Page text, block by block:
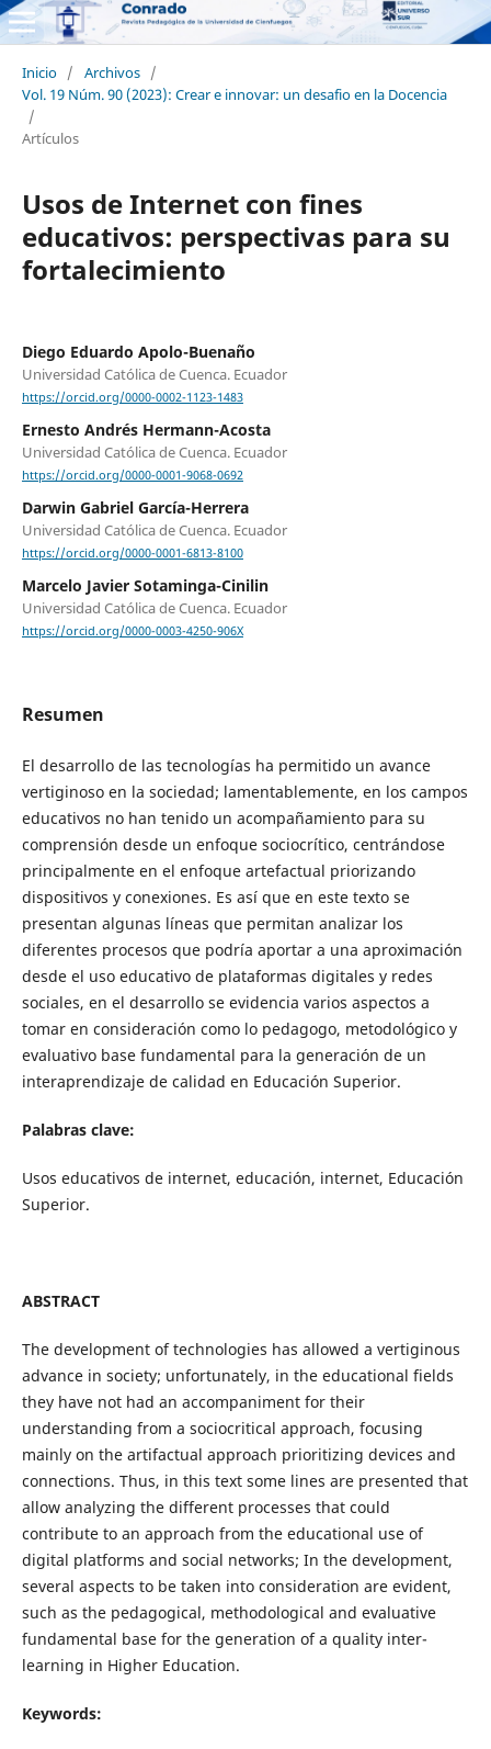
Inicio / Archivos /
Vol. 19 Núm. 90 (2023): Crear e innovar: un desafio en la Docencia
/
Artículos
Usos de Internet con fines
educativos: perspectivas para su
fortalecimiento
Diego Eduardo Apolo-Buenaño
Universidad Católica de Cuenca. Ecuador
https://orcid.org/0000-0002-1123-1483
Ernesto Andrés Hermann-Acosta
Universidad Católica de Cuenca. Ecuador
https://orcid.org/0000-0001-9068-0692
Darwin Gabriel García-Herrera
Universidad Católica de Cuenca. Ecuador
https://orcid.org/0000-0001-6813-8100
Marcelo Javier Sotaminga-Cinilin
Universidad Católica de Cuenca. Ecuador
https://orcid.org/0000-0003-4250-906X
Resumen
El desarrollo de las tecnologías ha permitido un avance
vertiginoso en la sociedad; lamentablemente, en los campos
educativos no han tenido un acompañamiento para su
comprensión desde un enfoque sociocrítico, centrándose
principalmente en el enfoque artefactual priorizando
dispositivos y conexiones. Es así que en este texto se
presentan algunas líneas que permitan analizar los
diferentes procesos que podría aportar a una aproximación
desde el uso educativo de plataformas digitales y redes
sociales, en el desarrollo se evidencia varios aspectos a
tomar en consideración como lo pedagogo, metodológico y
evaluativo base fundamental para la generación de un
interaprendizaje de calidad en Educación Superior.
Palabras clave:
Usos educativos de internet, educación, internet, Educación
Superior.
ABSTRACT
The development of technologies has allowed a vertiginous
advance in society; unfortunately, in the educational fields
they have not had an accompaniment for their
understanding from a sociocritical approach, focusing
mainly on the artifactual approach prioritizing devices and
connections. Thus, in this text some lines are presented that
allow analyzing the different processes that could
contribute to an approach from the educational use of
digital platforms and social networks; In the development,
several aspects to be taken into consideration are evident,
such as the pedagogical, methodological and evaluative
fundamental base for the generation of a quality inter-
learning in Higher Education.
Keywords: